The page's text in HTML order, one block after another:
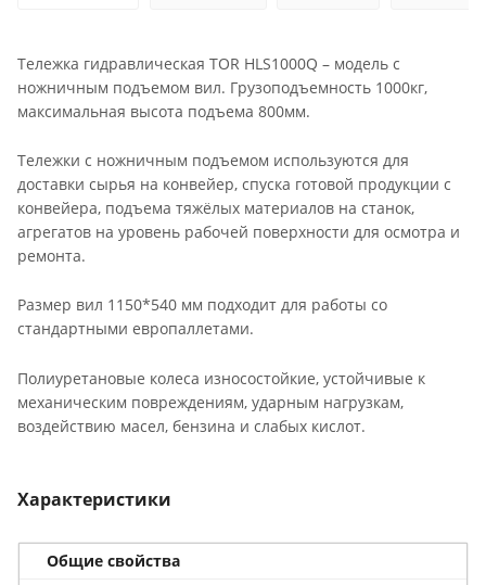
Тележка гидравлическая TOR HLS1000Q – модель с
ножничным подъемом вил. Грузоподъемность 1000кг,
максимальная высота подъема 800мм.
Тележки с ножничным подъемом используются для
доставки сырья на конвейер, спуска готовой продукции с
конвейера, подъема тяжёлых материалов на станок,
агрегатов на уровень рабочей поверхности для осмотра и
ремонта.
Размер вил 1150*540 мм подходит для работы со
стандартными европаллетами.
Полиуретановые колеса износостойкие, устойчивые к
механическим повреждениям, ударным нагрузкам,
воздействию масел, бензина и слабых кислот.
Характеристики
Общие свойства